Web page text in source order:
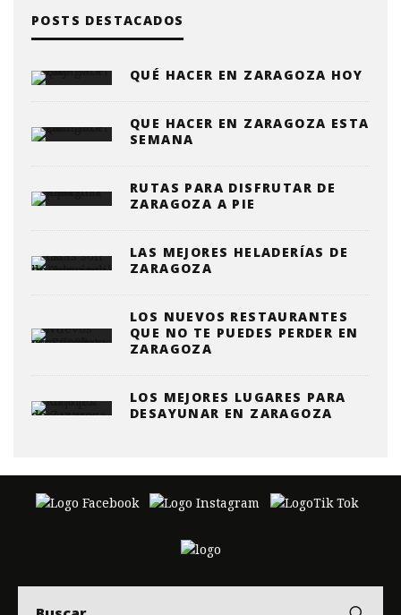
POSTS DESTACADOS
QUÉ HACER EN ZARAGOZA HOY
QUE HACER EN ZARAGOZA ESTA
SEMANA
RUTAS PARA DISFRUTAR DE
ZARAGOZA A PIE
LAS MEJORES HELADERÍAS DE
ZARAGOZA
LOS NUEVOS RESTAURANTES
QUE NO TE PUEDES PERDER EN
ZARAGOZA
LOS MEJORES LUGARES PARA
DESAYUNAR EN ZARAGOZA